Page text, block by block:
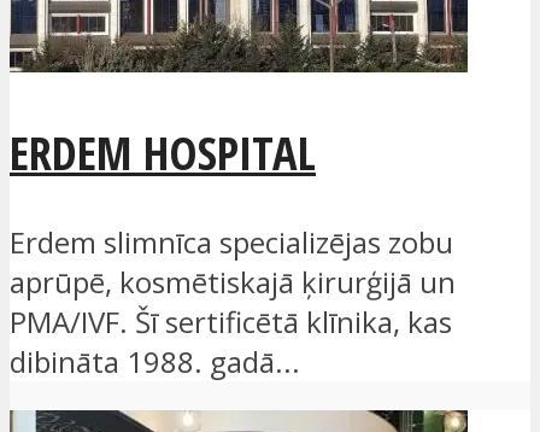
ERDEM HOSPITAL
Erdem slimnīca specializējas zobu
aprūpē, kosmētiskajā ķirurģijā un
PMA/IVF. Šī sertificētā klīnika, kas
dibināta 1988. gadā...